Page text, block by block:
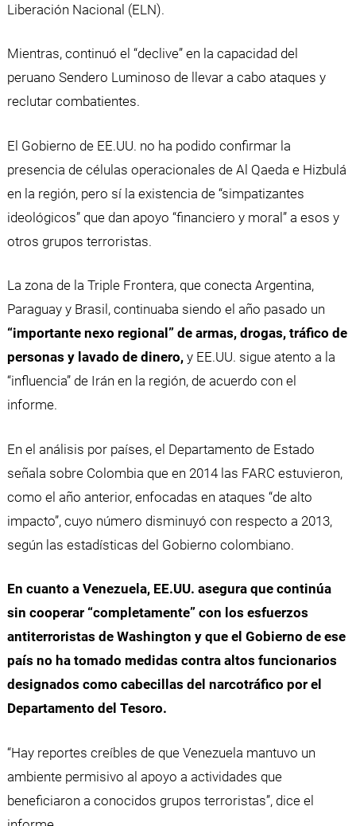
Liberación Nacional (ELN).
Mientras, continuó el “declive” en la capacidad del
peruano Sendero Luminoso de llevar a cabo ataques y
reclutar combatientes.
El Gobierno de EE.UU. no ha podido confirmar la
presencia de células operacionales de Al Qaeda e Hizbulá
en la región, pero sí la existencia de “simpatizantes
ideológicos” que dan apoyo “financiero y moral” a esos y
otros grupos terroristas.
La zona de la Triple Frontera, que conecta Argentina,
Paraguay y Brasil, continuaba siendo el año pasado un
“importante nexo regional” de armas, drogas, tráfico de
personas y lavado de dinero,y EE.UU. sigue atento a la
“influencia” de Irán en la región, de acuerdo con el
informe.
En el análisis por países, el Departamento de Estado
señala sobre Colombia que en 2014 las FARC estuvieron,
como el año anterior, enfocadas en ataques “de alto
impacto”, cuyo número disminuyó con respecto a 2013,
según las estadísticas del Gobierno colombiano.
En cuanto a Venezuela, EE.UU. asegura que continúa
sin cooperar “completamente” con los esfuerzos
antiterroristas de Washington y que el Gobierno de ese
país no ha tomado medidas contra altos funcionarios
designados como cabecillas del narcotráfico por el
Departamento del Tesoro.
“Hay reportes creíbles de que Venezuela mantuvo un
ambiente permisivo al apoyo a actividades que
beneficiaron a conocidos grupos terroristas”, dice el